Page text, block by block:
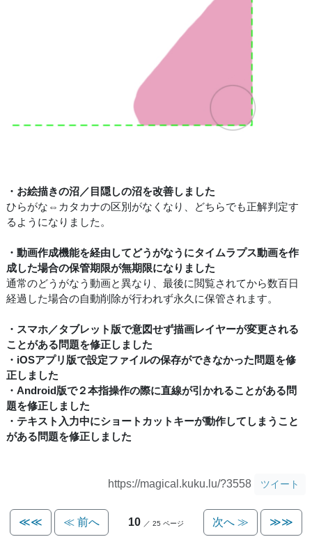
・お絵描きの沼／目隠しの沼を改善しました
ひらがな⇔カタカナの区別がなくなり、どちらでも正解判定す
るようになりました。
・動画作成機能を経由してどうがなうにタイムラプス動画を作
成した場合の保管期限が無期限になりました
通常のどうがなう動画と異なり、最後に閲覧されてから数百日
経過した場合の自動削除が行われず永久に保管されます。
・スマホ／タブレット版で意図せず描画レイヤーが変更される
ことがある問題を修正しました
・iOSアプリ版で設定ファイルの保存ができなかった問題を修
正しました
・Android版で２本指操作の際に直線が引かれることがある問
題を修正しました
・テキスト入力中にショートカットキーが動作してしまうこと
がある問題を修正しました
https://magical.kuku.lu/?3558 ツイート
≪≪ ≪ 前へ 10 ／ 25 ページ 次へ ≫ ≫≫